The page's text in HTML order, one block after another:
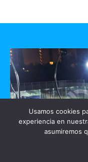
Usamos cookies
experiencia en
asumiremos